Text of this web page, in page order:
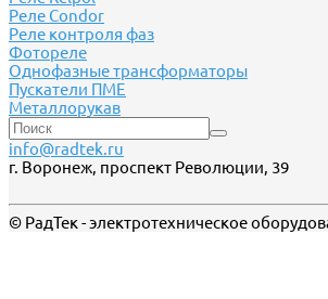
Реле Сondor
Реле контроля фаз
Фотореле
Однофазные трансформаторы
Пускатели ПМЕ
Металлорукав
info@radtek.ru
г. Воронеж, проспект Революции, 39
© РадТек - электротехническое